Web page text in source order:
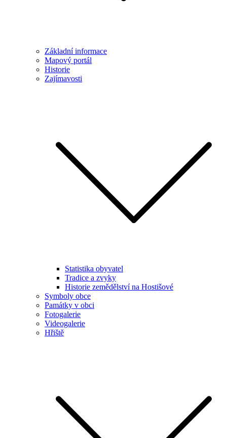
Základní informace
Mapový portál
Historie
Zajímavosti
Statistika obyvatel
Tradice a zvyky
Historie zemědělství na Hostišové
Symboly obce
Památky v obci
Fotogalerie
Videogalerie
Hřiště